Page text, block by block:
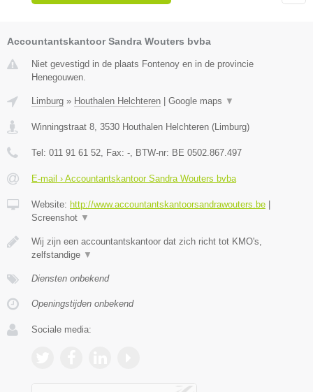
Accountantskantoor Sandra Wouters bvba
Niet gevestigd in de plaats Fontenoy en in de provincie
Henegouwen.
Limburg » Houthalen Helchteren | Google maps ▼
Winningstraat 8 3530 Houthalen Helchteren (Limburg)
Tel: 011 91 61 52 , Fax: - , BTW-nr: BE 0502.867.497
E-mail › Accountantskantoor Sandra Wouters bvba
Website: http://www.accountantskantoorsandrawouters.be |
Screenshot ▼
Wij zijn een accountantskantoor dat zich richt tot KMO's,
zelfstandige ▼
Diensten onbekend
Openingstijden onbekend
Sociale media: